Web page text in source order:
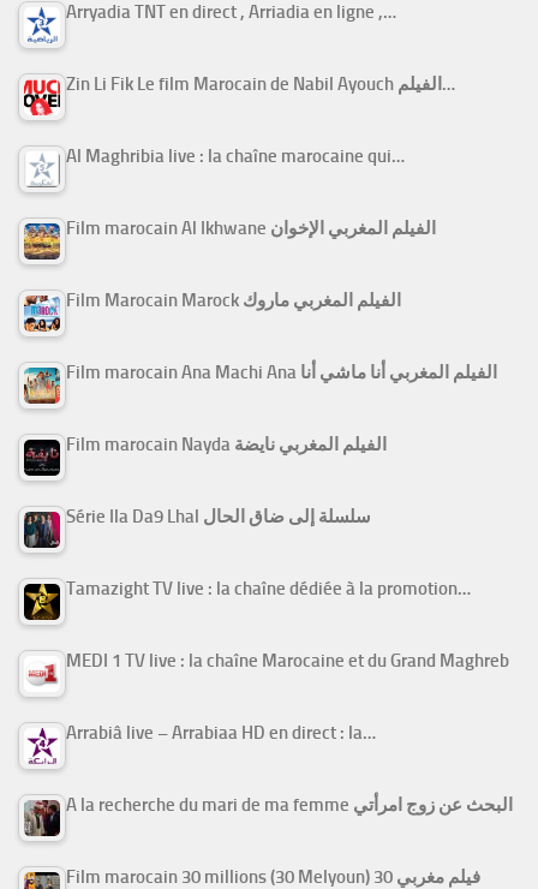
Arryadia TNT en direct , Arriadia en ligne ,…
Zin Li Fik Le film Marocain de Nabil Ayouch الفيلم…
Al Maghribia live : la chaîne marocaine qui…
Film marocain Al Ikhwane الفيلم المغربي الإخوان
Film Marocain Marock الفيلم المغربي ماروك
Film marocain Ana Machi Ana الفيلم المغربي أنا ماشي أنا
Film marocain Nayda الفيلم المغربي نايضة
Série Ila Da9 Lhal سلسلة إلى ضاق الحال
Tamazight TV live : la chaîne dédiée à la promotion…
MEDI 1 TV live : la chaîne Marocaine et du Grand Maghreb
Arrabiâ live – Arrabiaa HD en direct : la…
A la recherche du mari de ma femme البحث عن زوج امرأتي
Film marocain 30 millions (30 Melyoun) فيلم مغربي 30